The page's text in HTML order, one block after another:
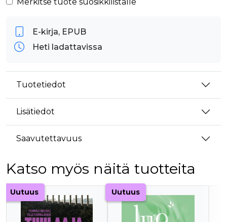
E-kirja, EPUB
Heti ladattavissa
Tuotetiedot
Lisätiedot
Saavutettavuus
Katso myös näitä tuotteita
Tuoteluettelon alku
Uutuus Uutuus